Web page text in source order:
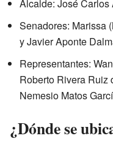
Alcalde: José
Senadores: Marissa
y Javier Aponte
Representantes:
Roberto Rivera Ruiz
Nemesio Matos
¿Dónde se